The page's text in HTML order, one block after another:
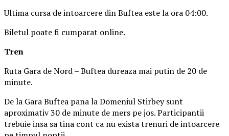
Ultima cursa de intoarcere din Buftea este la ora 04:00.
Biletul poate fi cumparat online.
Tren
Ruta Gara de Nord – Buftea dureaza mai putin de 20 de
minute.
De la Gara Buftea pana la Domeniul Stirbey sunt
aproximativ 30 de minute de mers pe jos. Participantii
trebuie insa sa tina cont ca nu exista trenuri de intoarcere